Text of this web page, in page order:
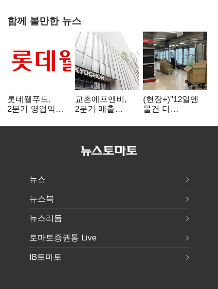
함께 볼만한 뉴스
롯데웰푸드,
2분기 영업익
사업이 실적 견인
교촌에프앤비,
2분기 매출
전년보다 4.9%↑
(현장+)"12일엔
물건 다
매대 채우며 문
뉴스
뉴스북
뉴스리듬
토마토증권통 Live
IB토마토